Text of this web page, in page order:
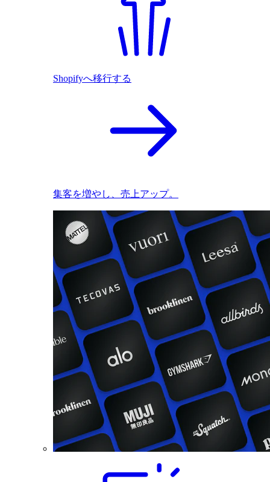
Shopifyへ移行する
集客を増やし、売上アップ。